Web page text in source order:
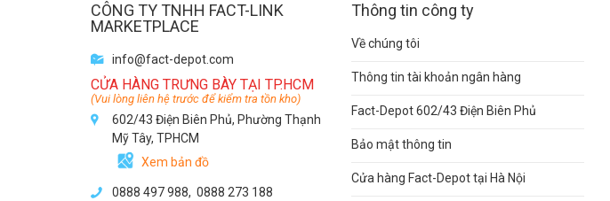
CÔNG TY TNHH FACT-LINK
MARKETPLACE
info@fact-depot.com
CỬA HÀNG TRƯNG BÀY TẠI TP.HCM
(Vui lòng liên hệ trước để kiểm tra tồn kho)
602/43 Điện Biên Phủ, Phường Thạnh
Mỹ Tây, TPHCM
Xem bản đồ
0888 497 988, 0888 273 188
Thông tin công ty
Về chúng tôi
Thông tin tài khoản ngân hàng
Fact-Depot 602/43 Điện Biên Phủ
Bảo mật thông tin
Cửa hàng Fact-Depot tại Hà Nội